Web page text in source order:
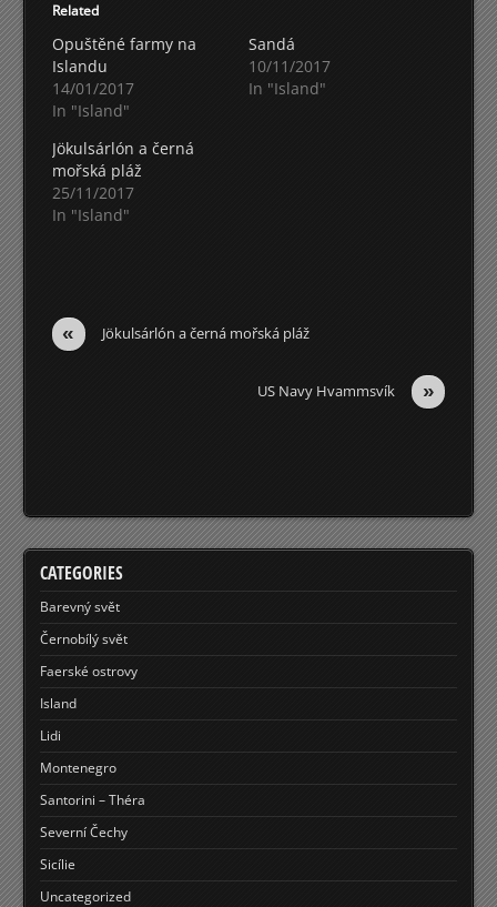
Related
Opuštěné farmy na
Islandu
14/01/2017
In "Island"
Sandá
10/11/2017
In "Island"
Jökulsárlón a černá
mořská pláž
25/11/2017
In "Island"
« Jökulsárlón a černá mořská pláž
»
US Navy Hvammsvík
CATEGORIES
Barevný svět
Černobílý svět
Faerské ostrovy
Island
Lidi
Montenegro
Santorini – Théra
Severní Čechy
Sicílie
Uncategorized